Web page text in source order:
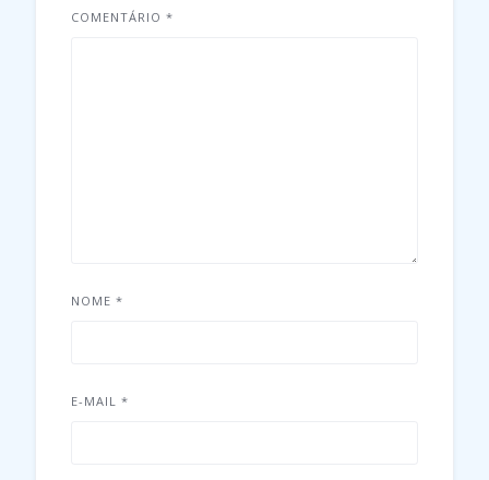
COMENTÁRIO *
NOME *
E-MAIL *